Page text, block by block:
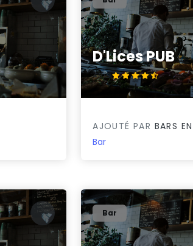
D'Lices PUB
4.8/5
AJOUTÉ PAR BARS
Bar
Bar